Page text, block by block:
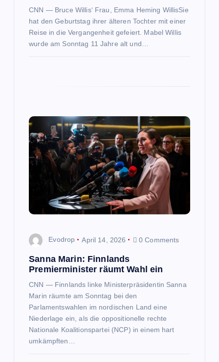
CNN — Bruce Willis‘ Frau, Emma Heming WillisSie
hat den Geburtstag ihrer älteren Tochter mit einer
Reise in die Vergangenheit gefeiert. Mabel Willis
wurde am Sonntag 11 Jahre alt und…
Evodrop April 14, 2026 0 Comments
Sanna Marin: Finnlands
Premierminister räumt Wahl ein
CNN — Finnlands linke Ministerpräsidentin Sanna
Marin räumte am Sonntag bei den
Parlamentswahlen im nordischen Land eine
Niederlage ein, als die oppositionelle rechte
Nationale Koalitionspartei (NCP) in einem hart
umkämpften…